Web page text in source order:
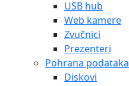
USB hub
Web kamere
Zvučnici
Prezenteri
Pohrana podataka
Diskovi